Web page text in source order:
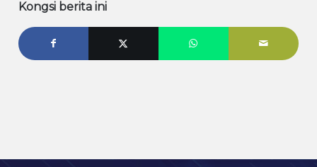
Kongsi berita ini